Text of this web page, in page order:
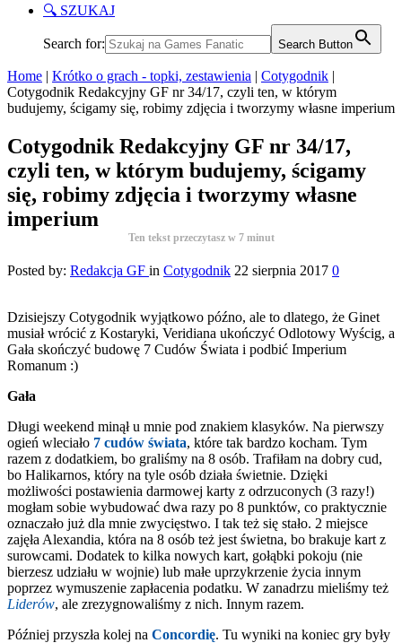
🔍 SZUKAJ
Search for: Search Button
Home | Krótko o grach - topki, zestawienia | Cotygodnik |
Cotygodnik Redakcyjny GF nr 34/17, czyli ten, w którym
budujemy, ścigamy się, robimy zdjęcia i tworzymy własne imperium
Cotygodnik Redakcyjny GF nr 34/17,
czyli ten, w którym budujemy, ścigamy
się, robimy zdjęcia i tworzymy własne
imperium
Ten tekst przeczytasz w 7 minut
Posted by: Redakcja GF in Cotygodnik 22 sierpnia 2017 0
Dzisiejszy Cotygodnik wyjątkowo późno, ale to dlatego, że Ginet
musiał wrócić z Kostaryki, Veridiana ukończyć Odlotowy Wyścig, a
Gała skończyć budowę 7 Cudów Świata i podbić Imperium
Romanum :)
Gała
Długi weekend minął u mnie pod znakiem klasyków. Na pierwszy
ogień wleciało 7 cudów świata, które tak bardzo kocham. Tym
razem z dodatkiem, bo graliśmy na 8 osób. Trafiłam na dobry cud,
bo Halikarnos, który na tyle osób działa świetnie. Dzięki
możliwości postawienia darmowej karty z odrzuconych (3 razy!)
mogłam sobie wybudować dwa razy po 8 punktów, co praktycznie
oznaczało już dla mnie zwycięstwo. I tak też się stało. 2 miejsce
zajęła Alexandia, która na 8 osób też jest świetna, bo brakuje kart z
surowcami. Dodatek to kilka nowych kart, gołąbki pokoju (nie
bierzesz udziału w wojnie) lub małe uprzykrzenie życia innym
poprzez wymuszenie zapłacenia podatku. W zanadrzu mieliśmy też
Liderów, ale zrezygnowaliśmy z nich. Innym razem.
Później przyszła kolej na Concordię. Tu wyniki na koniec gry były